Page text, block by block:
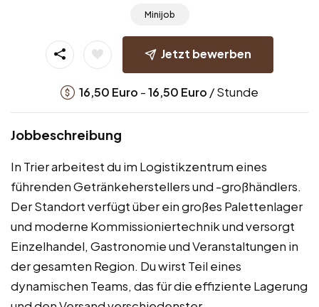
Minijob
Jetzt bewerben
16,50 Euro -16,50 Euro / Stunde
Jobbeschreibung
In Trier arbeitest du im Logistikzentrum eines
führenden Getränkeherstellers und -großhändlers.
Der Standort verfügt über ein großes Palettenlager
und moderne Kommissioniertechnik und versorgt
Einzelhandel, Gastronomie und Veranstaltungen in
der gesamten Region. Du wirst Teil eines
dynamischen Teams, das für die effiziente Lagerung